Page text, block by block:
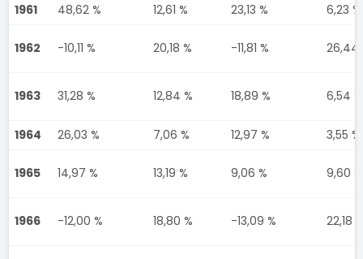
1961 48,62 % 12,61 % 23,13 % 6,23 %
1962 -10,11 % 20,18 % -11,81 % 26,44
1963 31,28 % 12,84 % 18,89 % 6,54 %
1964 26,03 % 7,06 % 12,97 % 3,55 %
1965 14,97 % 13,19 % 9,06 % 9,60 %
1966 -12,00 % 18,80 % -13,09 % 22,18